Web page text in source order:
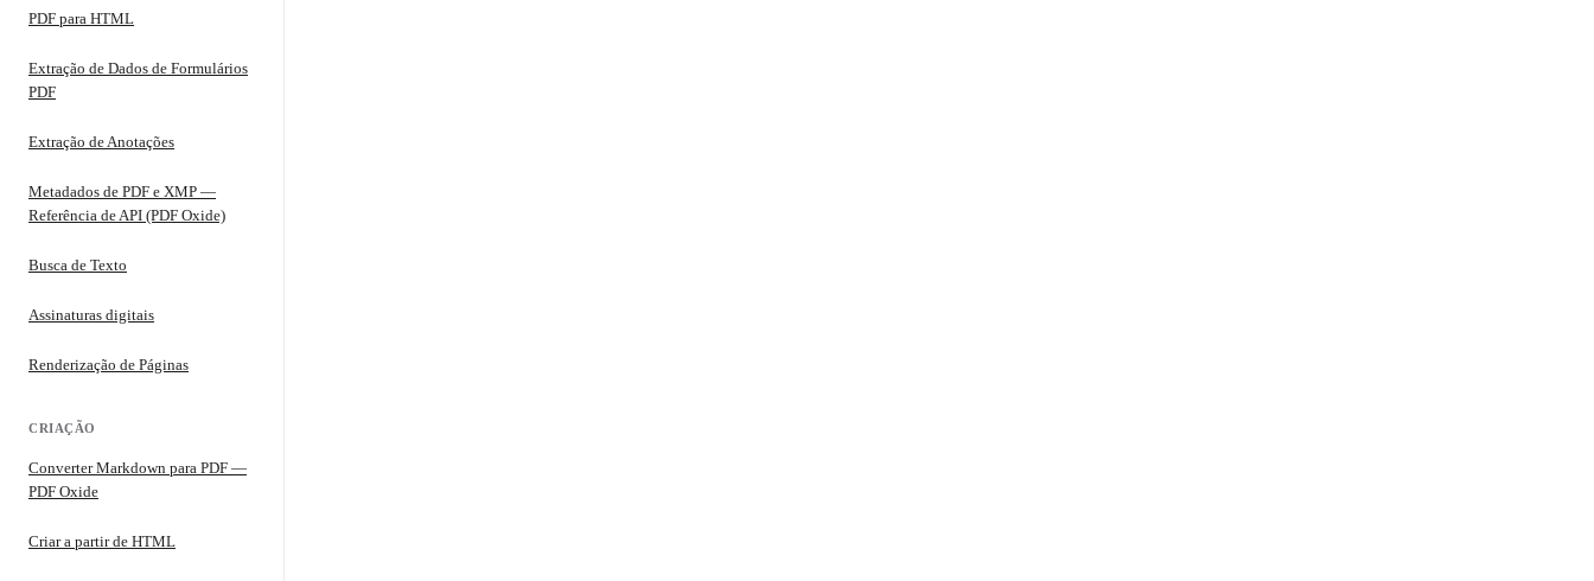
PDF para HTML
Extração de Dados de Formulários
PDF
Extração de Anotações
Metadados de PDF e XMP —
Referência de API (PDF Oxide)
Busca de Texto
Assinaturas digitais
Renderização de Páginas
CRIAÇÃO
Converter Markdown para PDF —
PDF Oxide
Criar a partir de HTML